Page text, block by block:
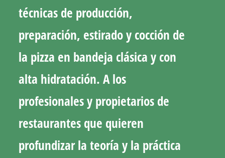
técnicas de producción,
preparación, estirado y cocción de
la pizza en bandeja clásica y con
alta hidratación. A los
profesionales y propietarios de
restaurantes que quieren
profundizar la teoría y la práctica